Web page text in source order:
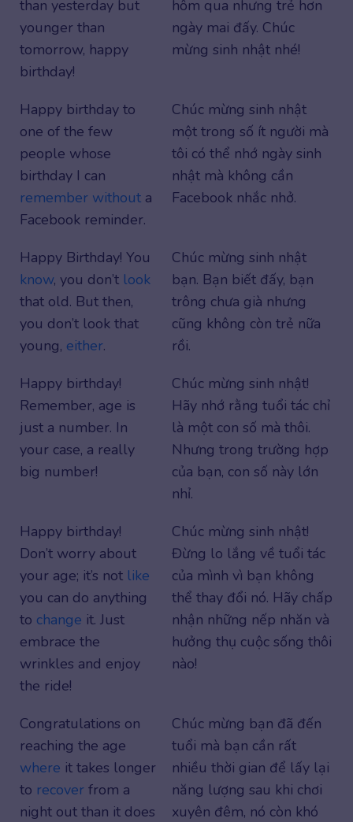
than yesterday but
younger than
tomorrow, happy
birthday!
hôm qua nhưng trẻ hơn
ngày mai đấy. Chúc
mừng sinh nhật nhé!
Happy birthday to
one of the few
people whose
birthday I can
remember without a
Facebook reminder.
Chúc mừng sinh nhật
một trong số ít người mà
tôi có thể nhớ ngày sinh
nhật mà không cần
Facebook nhắc nhở.
Happy Birthday! You
know, you don’t look
that old. But then,
you don’t look that
young, either.
Chúc mừng sinh nhật
bạn. Bạn biết đấy, bạn
trông chưa già nhưng
cũng không còn trẻ nữa
rồi.
Happy birthday!
Remember, age is
just a number. In
your case, a really
big number!
Chúc mừng sinh nhật!
Hãy nhớ rằng tuổi tác chỉ
là một con số mà thôi.
Nhưng trong trường hợp
của bạn, con số này lớn
nhỉ.
Happy birthday!
Don’t worry about
your age; it’s not like
you can do anything
to change it. Just
embrace the
wrinkles and enjoy
the ride!
Chúc mừng sinh nhật!
Đừng lo lắng về tuổi tác
của mình vì bạn không
thể thay đổi nó. Hãy chấp
nhận những nếp nhăn và
hưởng thụ cuộc sống thôi
nào!
Congratulations on
reaching the age
where it takes longer
to recover from a
night out than it does
Chúc mừng bạn đã đến
tuổi mà bạn cần rất
nhiều thời gian để lấy lại
năng lượng sau khi chơi
xuyên đêm, nó còn khó